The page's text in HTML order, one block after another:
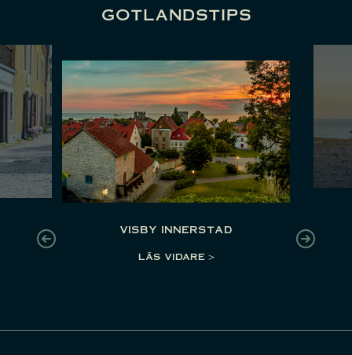
gotlandstips
visby innerstad
LÄS VIDARE >